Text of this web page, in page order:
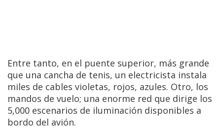
Entre tanto, en el puente superior, más grande
que una cancha de tenis, un electricista instala
miles de cables violetas, rojos, azules. Otro, los
mandos de vuelo; una enorme red que dirige los
5,000 escenarios de iluminación disponibles a
bordo del avión.